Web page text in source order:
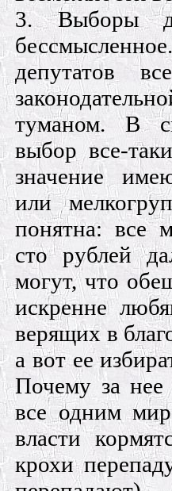
3. Выборы
депутатов
туманом. В
выбор все-
значение
или
понятна: все
сто рублей
могут, что
искренне
верящих в
а вот ее
Почему за
все одним
власти
крохи